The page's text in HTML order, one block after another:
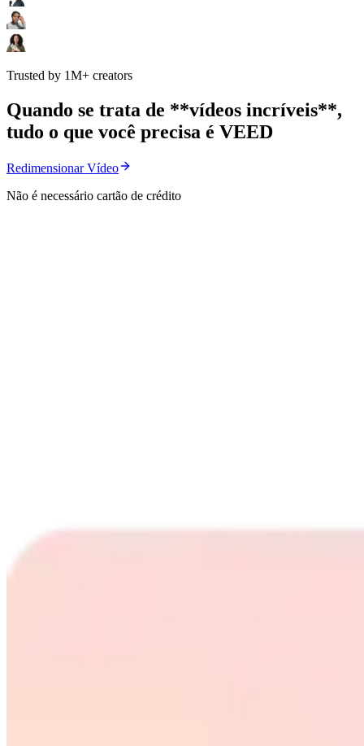
Trusted by 1M+ creators
Quando se trata de **vídeos incríveis**,
tudo o que você precisa é VEED
Redimensionar Vídeo
Não é necessário cartão de crédito